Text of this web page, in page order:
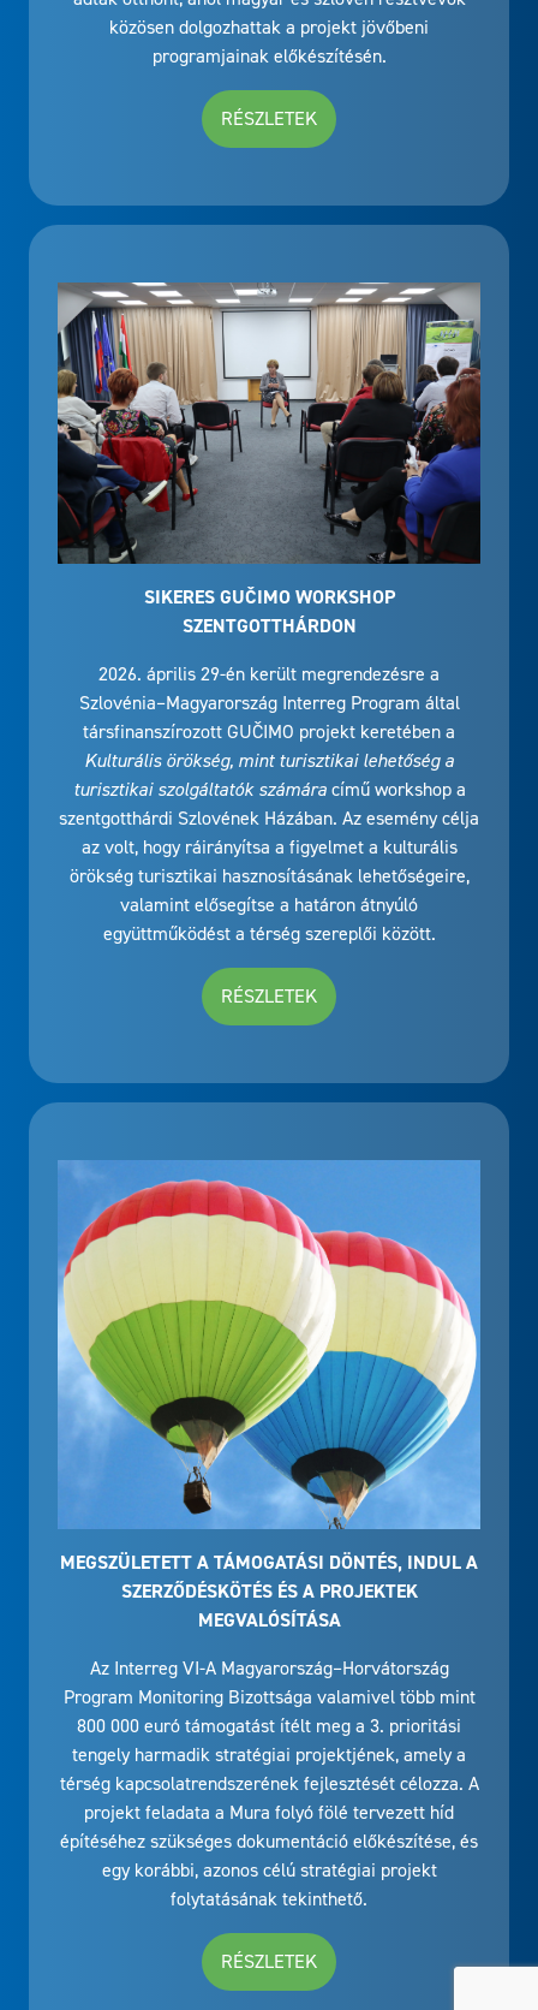
közösen dolgozhattak a projekt jövőbeni
programjainak előkészítésén.
RÉSZLETEK
SIKERES GUČIMO WORKSHOP
SZENTGOTTHÁRDON
2026. április 29-én került megrendezésre a
Szlovénia–Magyarország Interreg Program által
társfinanszírozott GUČIMO projekt keretében a
Kulturális örökség, mint turisztikai lehetőség a
turisztikai szolgáltatók számára
című workshop a
szentgotthárdi Szlovének Házában. Az esemény célja
az volt, hogy ráirányítsa a figyelmet a kulturális
örökség turisztikai hasznosításának lehetőségeire,
valamint elősegítse a határon átnyúló
együttműködést a térség szereplői között.
RÉSZLETEK
MEGSZÜLETETT A TÁMOGATÁSI DÖNTÉS, INDUL A
SZERZŐDÉSKÖTÉS ÉS A PROJEKTEK
MEGVALÓSÍTÁSA
Az Interreg VI-A Magyarország–Horvátország
Program Monitoring Bizottsága valamivel több mint
800 000 euró támogatást ítélt meg a 3. prioritási
tengely harmadik stratégiai projektjének, amely a
térség kapcsolatrendszerének fejlesztését célozza. A
projekt feladata a Mura folyó fölé tervezett híd
építéséhez szükséges dokumentáció előkészítése, és
egy korábbi, azonos célú stratégiai projekt
folytatásának tekinthető.
RÉSZLETEK